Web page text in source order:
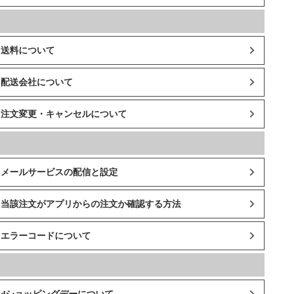
送料について
配送会社について
注文変更・キャンセルについて
メールサービスの配信と設定
当該注文がアプリからの注文か確認する方法
エラーコードについて